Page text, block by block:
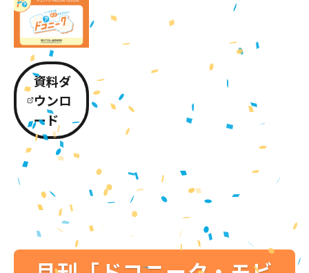
資料ダ
ウンロ
ード